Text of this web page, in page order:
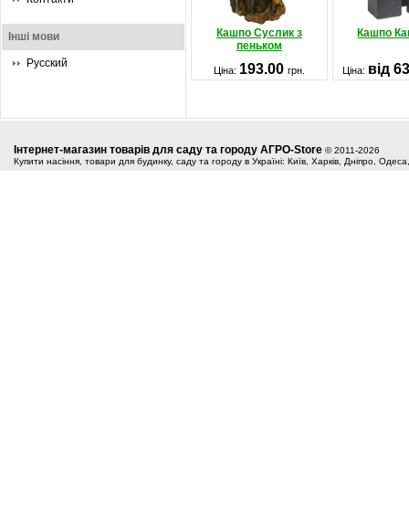
Інші мови
Русский
Кашпо Суслик з
пеньком
Кашпо
Ціна: 193.00 грн. Ціна: від
Інтернет-магазин товарів для саду та городу АГРО-Store © 2011-2026
Купити насіння, товари для будинку, саду та городу в Україні: Київ, Харків, Дніпро,